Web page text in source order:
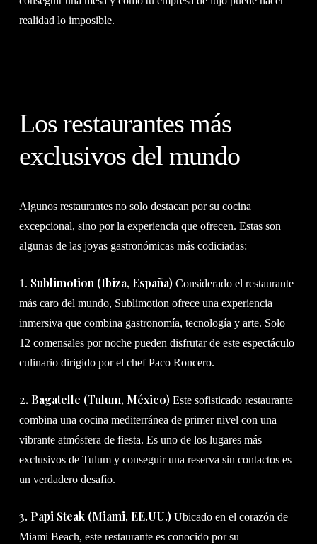
realidad lo imposible.
Los restaurantes más
exclusivos del mundo
Algunos restaurantes no solo destacan por su cocina
excepcional, sino por la experiencia que ofrecen. Estas son
algunas de las joyas gastronómicas más codiciadas:
1. Sublimotion (Ibiza, España)Considerado el restaurante
más caro del mundo, Sublimotion ofrece una experiencia
inmersiva que combina gastronomía, tecnología y arte. Solo
12 comensales por noche pueden disfrutar de este espectáculo
culinario dirigido por el chef Paco Roncero.
2. Bagatelle (Tulum, México)Este sofisticado restaurante
combina una cocina mediterránea de primer nivel con una
vibrante atmósfera de fiesta. Es uno de los lugares más
exclusivos de Tulum y conseguir una reserva sin contactos es
un verdadero desafío.
3. Papi Steak (Miami, EE.UU.)Ubicado en el corazón de
Miami Beach, este restaurante es conocido por su